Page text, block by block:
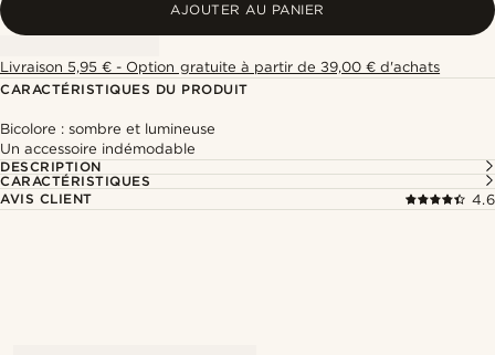
AJOUTER AU PANIER
Livraison 5,95 € - Option gratuite à partir de 39,00 € d'achats
CARACTÉRISTIQUES DU PRODUIT
Bicolore : sombre et lumineuse
Un accessoire indémodable
DESCRIPTION
CARACTÉRISTIQUES
AVIS CLIENT
4.6